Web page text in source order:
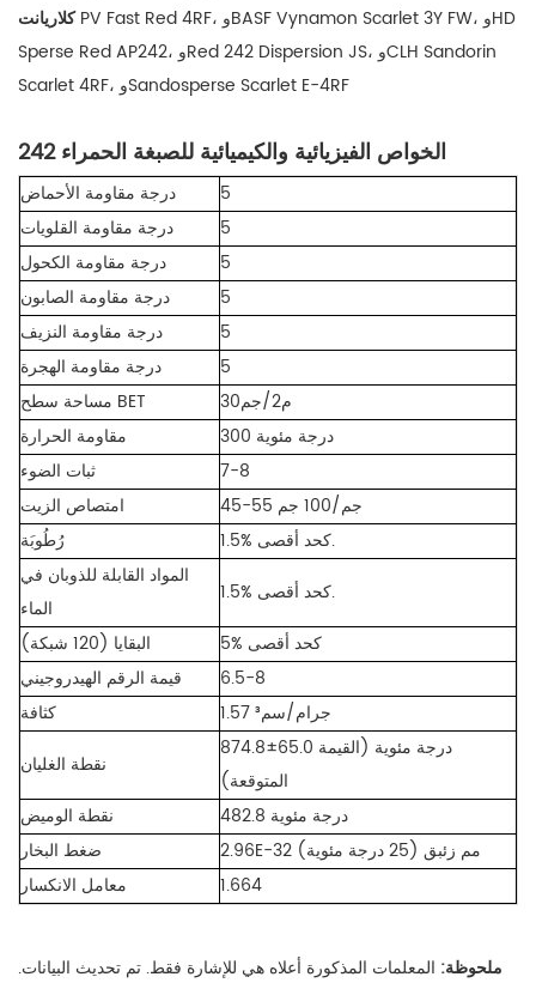
كلاريانتPV Fast Red 4RF، وBASF Vynamon Scarlet 3Y FW، وHD
Sperse Red AP242، وRed 242 Dispersion JS، وCLH Sandorin
Scarlet 4RF، وSandosperse Scarlet E-4RF
الخواص الفيزيائية والكيميائية للصبغة الحمراء 242
درجة مقاومة الأحماض
5
درجة مقاومة القلويات
5
درجة مقاومة الكحول
5
درجة مقاومة الصابون
5
درجة مقاومة النزيف
5
درجة مقاومة الهجرة
5
مساحة سطح BET
30م2/جم
مقاومة الحرارة
300 درجة مئوية
ثبات الضوء
7-8
امتصاص الزيت
45-55 جم/100 جم
رُطُوبَة
1.5% كحد أقصى.
المواد القابلة للذوبان في
الماء
1.5% كحد أقصى.
البقايا (120 شبكة)
5% كحد أقصى
قيمة الرقم الهيدروجيني
6.5-8
كثافة
1.57 جرام/سم³
نقطة الغليان
874.8±65.0 درجة مئوية (القيمة
المتوقعة)
نقطة الوميض
482.8 درجة مئوية
ضغط البخار
2.96E-32 مم زئبق (25 درجة مئوية)
معامل الانكسار
1.664
ملحوظة: المعلمات المذكورة أعلاه هي للإشارة فقط. تم تحديث البيانات.